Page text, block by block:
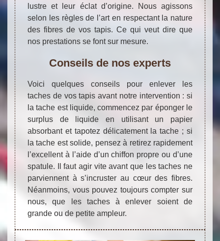
lustre et leur éclat d’origine. Nous agissons
selon les règles de l’art en respectant la nature
des fibres de vos tapis. Ce qui veut dire que
nos prestations se font sur mesure.
Conseils de nos experts
Voici quelques conseils pour enlever les
taches de vos tapis avant notre intervention : si
la tache est liquide, commencez par éponger le
surplus de liquide en utilisant un papier
absorbant et tapotez délicatement la tache ; si
la tache est solide, pensez à retirez rapidement
l’excellent à l’aide d’un chiffon propre ou d’une
spatule. Il faut agir vite avant que les taches ne
parviennent à s’incruster au cœur des fibres.
Néanmoins, vous pouvez toujours compter sur
nous, que les taches à enlever soient de
grande ou de petite ampleur.